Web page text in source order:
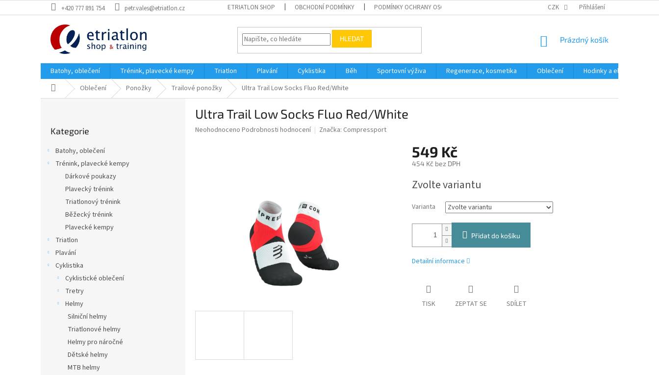
na
+420 777 891 754 petr.vales@etriatlon.cz ETRIATLON SHOP OBCHODNÍ PODMÍNKY PODMÍNKY OCHRANY OSOBNÍCH ÚDAJŮ CZK Přihlášení
HLEDAT
NÁKUPNÍ
Prázdný košík
Batohy, oblečení Trénink, plavecké kempy Triatlon Plavání Cyklistika Běh Sportovní výživa Regenerace, kosmetika Oblečení
Hodinky a elektronika
Domů Oblečení Ponožky Trailové ponožky Ultra Trail Low Socks Fluo Red/White
kategorie
Kategorie
Batohy, oblečení
Trénink, plavecké kempy
Dárkové poukazy
Plavecký trénink
Triatlonový trénink
Běžecký trénink
Plavecké kempy
Triatlon
Plavání
Cyklistika
Cyklistické oblečení
Tretry
Helmy
Silniční helmy
Triatlonové helmy
Helmy pro náročné
Dětské helmy
MTB helmy
Ultra Trail Low Socks Fluo Red/White
Průměrné
Neohodnoceno Podrobnosti hodnocení Značka: Compressport
549 Kč
454 Kč bez DPH
cena:
Zvolte variantu
Varianta
Přidat do košíku
Detailní informace
TISK ZEPTAT SE SDÍLET